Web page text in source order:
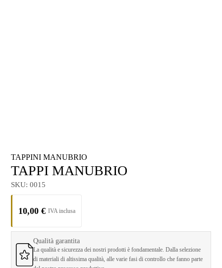
TAPPINI MANUBRIO
TAPPI MANUBRIO
SKU: 0015
10,00 €
Qualità garantita
La qualità e sicurezza dei nostri prodotti è fondamentale. Dalla selezione
di materiali di altissima qualità, alle varie fasi di controllo che fanno parte